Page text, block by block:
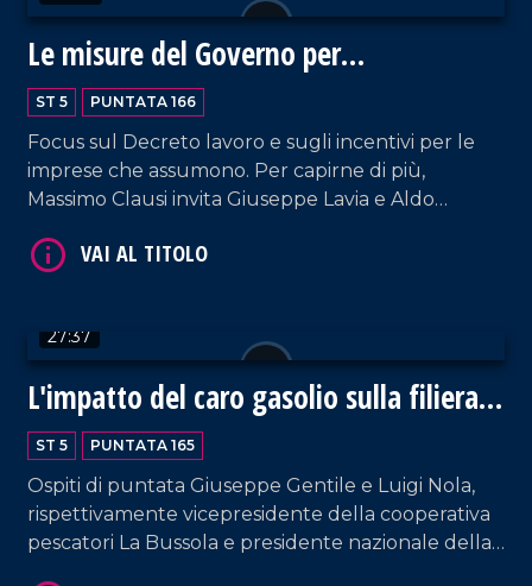
Le misure del Governo per
l'occupazione
ST 5 PUNTATA 166
Focus sul Decreto lavoro e sugli incentivi per le
imprese che assumono. Per capirne di più,
Massimo Clausi invita Giuseppe Lavia e Aldo
CISL e presidente regionale di Confindustria.
27:37
L'impatto del caro gasolio sulla filiera
alimentare
ST 5 PUNTATA 165
Ospiti di puntata Giuseppe Gentile e Luigi Nola,
rispettivamente vicepresidente della cooperativa
pescatori La Bussola e presidente nazionale della
VAI AL TITOLO